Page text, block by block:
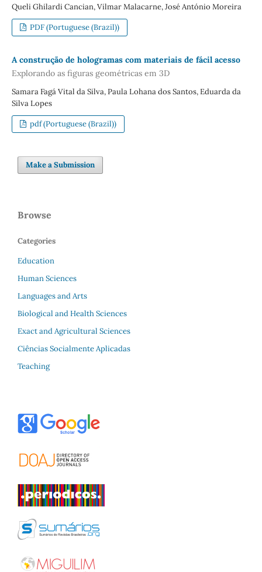
Queli Ghilardi Cancian, Vilmar Malacarne, José António Moreira
PDF (Portuguese (Brazil))
A construção de hologramas com materiais de fácil acesso
Explorando as figuras geométricas em 3D
Samara Fagá Vital da Silva, Paula Lohana dos Santos, Eduarda da
Silva Lopes
pdf (Portuguese (Brazil))
Make a Submission
Browse
Categories
Education
Human Sciences
Languages and Arts
Biological and Health Sciences
Exact and Agricultural Sciences
Ciências Socialmente Aplicadas
Teaching